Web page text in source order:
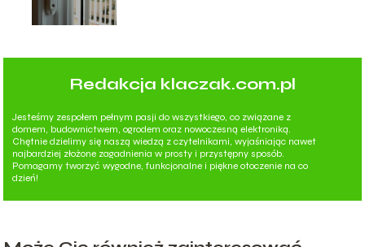
Redakcja klaczak.com.pl
Jesteśmy zespołem pełnym pasji do wszystkiego, co związane z
domem, budownictwem, ogrodem oraz nowoczesną elektroniką.
Chętnie dzielimy się naszą wiedzą z czytelnikami, wyjaśniając nawet
najbardziej złożone zagadnienia w prosty i przystępny sposób.
Pomagamy tworzyć wygodne, funkcjonalne i piękne otoczenie na co
dzień!